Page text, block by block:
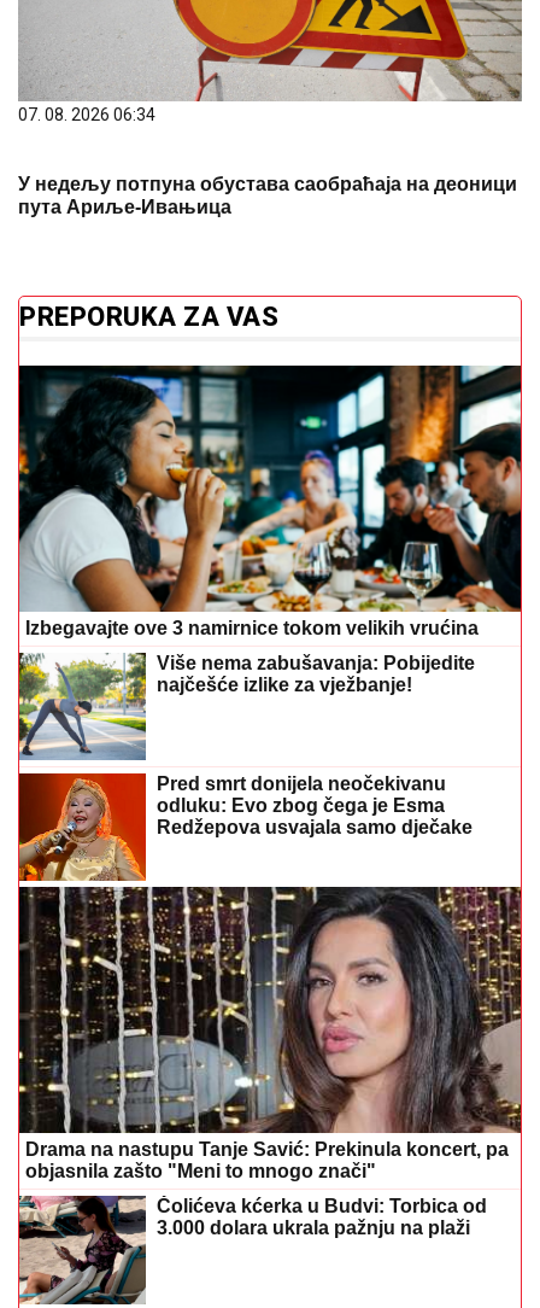
07. 08. 2026 06:34
У недељу потпуна обустава саобраћаја на деоници
пута Ариље-Ивањица
PREPORUKA ZA VAS
Izbegavajte ove 3 namirnice tokom velikih vrućina
Više nema zabušavanja: Pobijedite
najčešće izlike za vježbanje!
Pred smrt donijela neočekivanu
odluku: Evo zbog čega je Esma
Redžepova usvajala samo dječake
Drama na nastupu Tanje Savić: Prekinula koncert, pa
objasnila zašto "Meni to mnogo znači"
Čolićeva kćerka u Budvi: Torbica od
3.000 dolara ukrala pažnju na plaži